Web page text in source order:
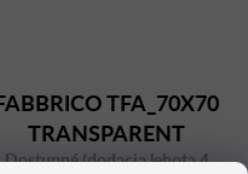
TFA_70X70
TRANSPARENT
Dostupné (dodacia lehota 4